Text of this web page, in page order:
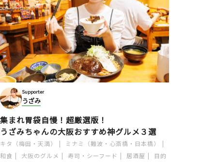
Supporter
うざみ
集まれ胃袋自慢！超厳選版！
うざみちゃんの大阪おすすめ神グルメ３選
キタ（梅田・天満）
ミナミ（難波・心斎橋・日本橋）
和食
大阪のグルメ 寿司・シーフード 居酒屋 目的